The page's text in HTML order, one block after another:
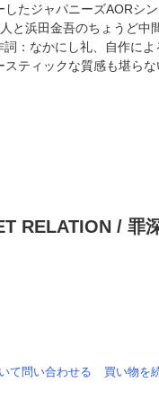
たジャパニーズAORシ
と浜田金吾のちょうど
：なかにし礼、自作に
ティックな質感も堪ら
RELATION / 罪
て問い合わせる 買い物を